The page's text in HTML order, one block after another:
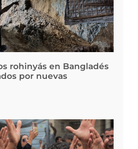
rohinyás en Bangladés
por nuevas